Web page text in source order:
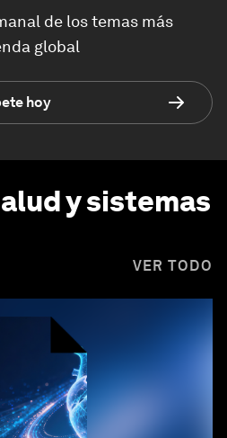
de los temas más
global
hoy
y sistemas
VER TODO